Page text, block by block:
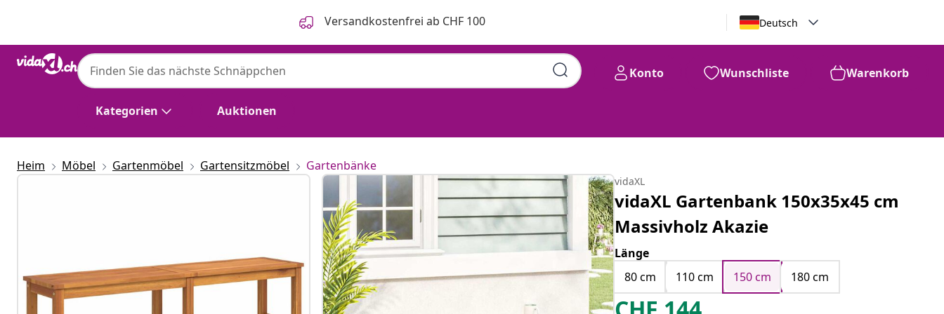
Versandkostenfrei ab CHF 100 Deutsch
Kategorien Auktionen
Konto Wunschliste Warenkorb
Heim Möbel Gartenmöbel Gartensitzmöbel Gartenbänke
vidaXL
vidaXL Gartenbank 150x35x45 cm
Massivholz Akazie
Länge
80 cm
110 cm 150 cm 180 cm